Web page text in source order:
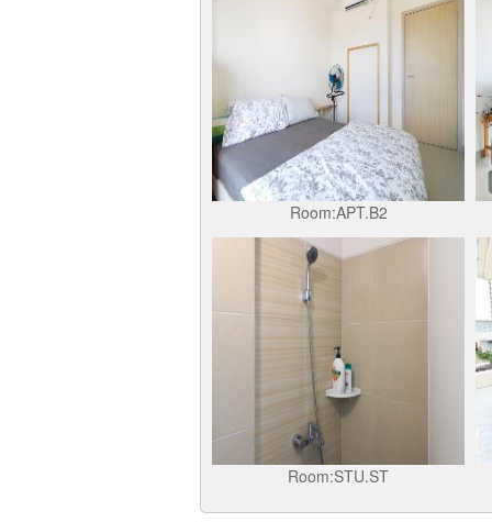
Room:APT.B2
Room:STU.ST